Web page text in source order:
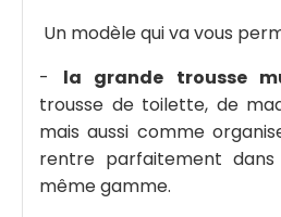
Un modèle qui va vous
- la grande trousse
trousse de toilette, de
mais aussi comme
rentre parfaitement
même gamme.